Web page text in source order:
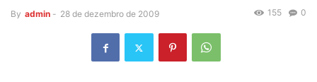
By admin - 28 de dezembro de 2009 0
155